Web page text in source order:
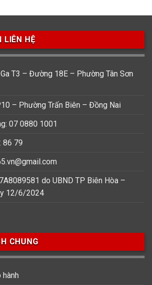
LIÊN HỆ
T3 – Đường 18E – Phường Tân Sơn
– Phường Trấn Biên – Đồng Nai
07 0880 1001
86 79
do UBND TP Biên Hòa –
12/6/2024
CHUNG
hành